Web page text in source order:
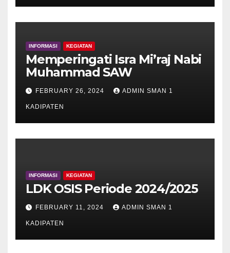
INFORMASI KEGIATAN
Memperingati Isra Mi’raj Nabi
Muhammad SAW
FEBRUARY 26, 2024 ADMIN SMAN 1
KADIPATEN
INFORMASI KEGIATAN
LDK OSIS Periode 2024/2025
FEBRUARY 11, 2024 ADMIN SMAN 1
KADIPATEN